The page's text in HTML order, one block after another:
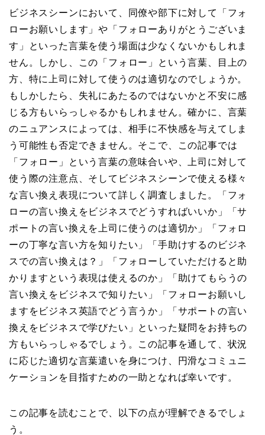
ビジネスシーンにおいて、同僚や部下に対して「フォ
ローお願いします」や「フォローありがとうございま
す」といった言葉を使う場面は少なくないかもしれま
せん。しかし、この「フォロー」という言葉、目上の
方、特に上司に対して使うのは適切なのでしょうか。
もしかしたら、失礼にあたるのではないかと不安に感
じる方もいらっしゃるかもしれません。確かに、言葉
のニュアンスによっては、相手に不快感を与えてしま
う可能性も否定できません。そこで、この記事では
「フォロー」という言葉の意味合いや、上司に対して
使う際の注意点、そしてビジネスシーンで使える様々
な言い換え表現について詳しく調査しました。「フォ
ローの言い換えをビジネスでどうすればいいか」「サ
ポートの言い換えを上司に使うのは適切か」「フォロ
ーの丁寧な言い方を知りたい」「手助けするのビジネ
スでの言い換えは？」「フォローしていただけると助
かりますという表現は使えるのか」「助けてもらうの
言い換えをビジネスで知りたい」「フォローお願いし
ますをビジネス英語でどう言うか」「サポートの言い
換えをビジネスで学びたい」といった疑問をお持ちの
方もいらっしゃるでしょう。この記事を通して、状況
に応じた適切な言葉遣いを身につけ、円滑なコミュニ
ケーションを目指すための一助となれば幸いです。
この記事を読むことで、以下の点が理解できるでしょ
う。